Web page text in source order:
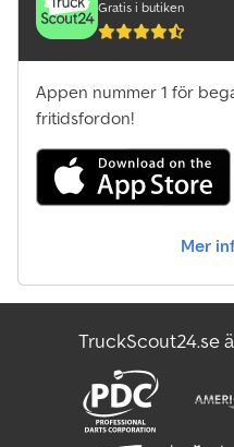
Gratis i butiken
Appen nummer 1 för
fritidsfordon!
Mer
TruckScout24.se